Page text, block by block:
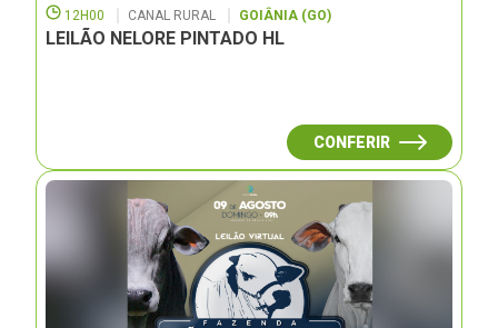
12H00 CANAL RURAL GOIÂNIA (GO)
LEILÃO NELORE PINTADO HL
CONFERIR